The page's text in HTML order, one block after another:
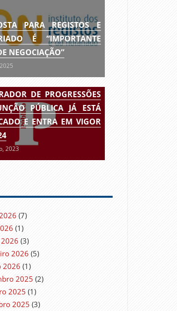
PARA REGISTOS E
É “IMPORTANTE
NEGOCIAÇÃO”
DE PROGRESSÕES
PÚBLICA JÁ ESTÁ
E ENTRA EM VIGOR
2023
(7)
(1)
(3)
2026 (5)
2026 (1)
2025 (2)
2025 (1)
2025 (3)